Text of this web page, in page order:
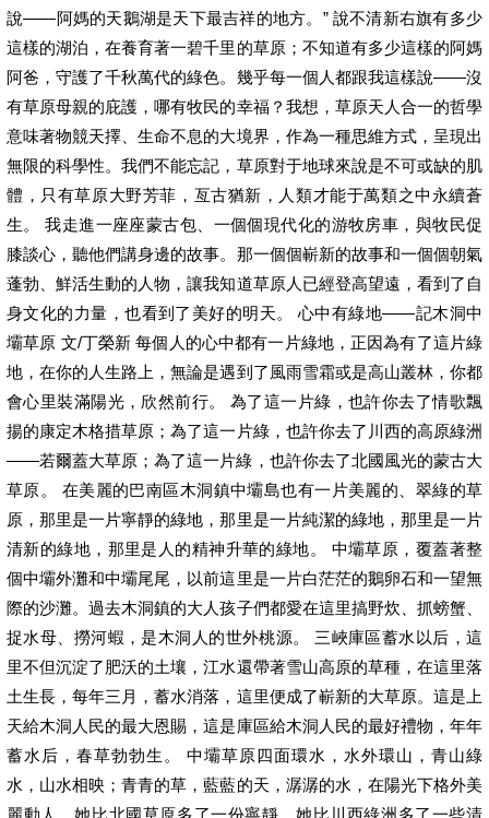
說——阿媽的天鵝湖是天下最吉祥的地方。” 說不清新右旗有多少
這樣的湖泊，在養育著一碧千里的草原；不知道有多少這樣的阿媽
阿爸，守護了千秋萬代的綠色。幾乎每一個人都跟我這樣說——沒
有草原母親的庇護，哪有牧民的幸福？我想，草原天人合一的哲學
意味著物競天擇、生命不息的大境界，作為一種思維方式，呈現出
無限的科學性。我們不能忘記，草原對于地球來說是不可或缺的肌
體，只有草原大野芳菲，亙古猶新，人類才能于萬類之中永續蒼
生。 我走進一座座蒙古包、一個個現代化的游牧房車，與牧民促
膝談心，聽他們講身邊的故事。那一個個嶄新的故事和一個個朝氣
蓬勃、鮮活生動的人物，讓我知道草原人已經登高望遠，看到了自
身文化的力量，也看到了美好的明天。 心中有綠地——記木洞中
壩草原 文/丁榮新 每個人的心中都有一片綠地，正因為有了這片綠
地，在你的人生路上，無論是遇到了風雨雪霜或是高山叢林，你都
會心里裝滿陽光，欣然前行。 為了這一片綠，也許你去了情歌飄
揚的康定木格措草原；為了這一片綠，也許你去了川西的高原綠洲
——若爾蓋大草原；為了這一片綠，也許你去了北國風光的蒙古大
草原。 在美麗的巴南區木洞鎮中壩島也有一片美麗的、翠綠的草
原，那里是一片寧靜的綠地，那里是一片純潔的綠地，那里是一片
清新的綠地，那里是人的精神升華的綠地。 中壩草原，覆蓋著整
個中壩外灘和中壩尾尾，以前這里是一片白茫茫的鵝卵石和一望無
際的沙灘。過去木洞鎮的大人孩子們都愛在這里搞野炊、抓螃蟹、
捉水母、撈河蝦，是木洞人的世外桃源。 三峽庫區蓄水以后，這
里不但沉淀了肥沃的土壤，江水還帶著雪山高原的草種，在這里落
土生長，每年三月，蓄水消落，這里便成了嶄新的大草原。這是上
天給木洞人民的最大恩賜，這是庫區給木洞人民的最好禮物，年年
蓄水后，春草勃勃生。 中壩草原四面環水，水外環山，青山綠
水，山水相映；青青的草，藍藍的天，潺潺的水，在陽光下格外美